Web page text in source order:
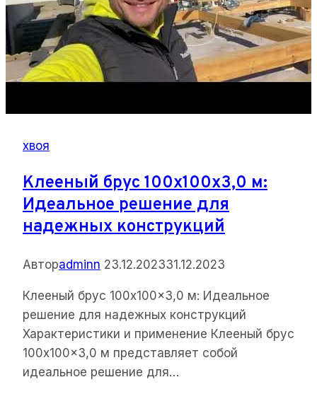
хвоя
Клееный брус 100x100x3,0 м:
Идеальное решение для
надежных конструкций
Авторadminn 23.12.202331.12.2023
Клееный брус 100x100x3,0 м: Идеальное
решение для надежных конструкций
Характеристики и применение Клееный брус
100x100x3,0 м представляет собой
идеальное решение для…